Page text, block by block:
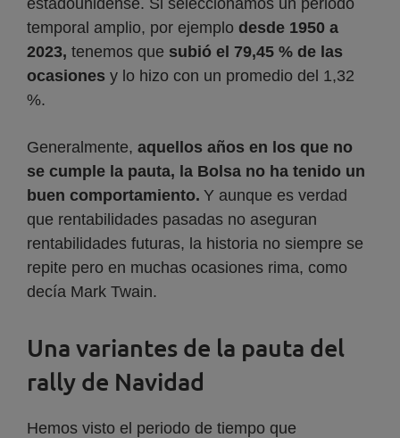
estadounidense. Si seleccionamos un periodo
temporal amplio, por ejemplo desde 1950 a
2023, tenemos que subió el 79,45 % de las
ocasiones y lo hizo con un promedio del 1,32
%.
Generalmente, aquellos años en los que no
se cumple la pauta, la Bolsa no ha tenido un
buen comportamiento. Y aunque es verdad
que rentabilidades pasadas no aseguran
rentabilidades futuras, la historia no siempre se
repite pero en muchas ocasiones rima, como
decía Mark Twain.
Una variantes de la pauta del
rally de Navidad
Hemos visto el periodo de tiempo que